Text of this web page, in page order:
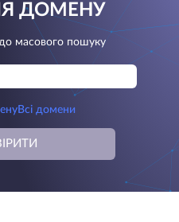
ДОМЕНУ
до масового пошуку
Всі домени